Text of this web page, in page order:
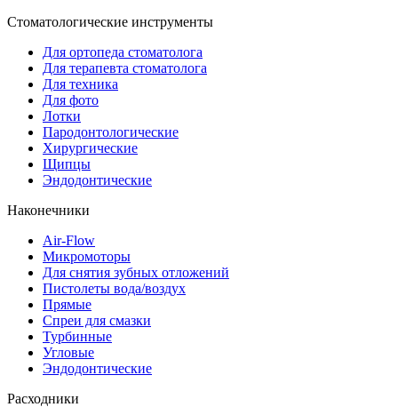
Стоматологические инструменты
Для ортопеда стоматолога
Для терапевта стоматолога
Для техника
Для фото
Лотки
Пародонтологические
Хирургические
Щипцы
Эндодонтические
Наконечники
Air-Flow
Микромоторы
Для снятия зубных отложений
Пистолеты вода/воздух
Прямые
Спреи для смазки
Турбинные
Угловые
Эндодонтические
Расходники